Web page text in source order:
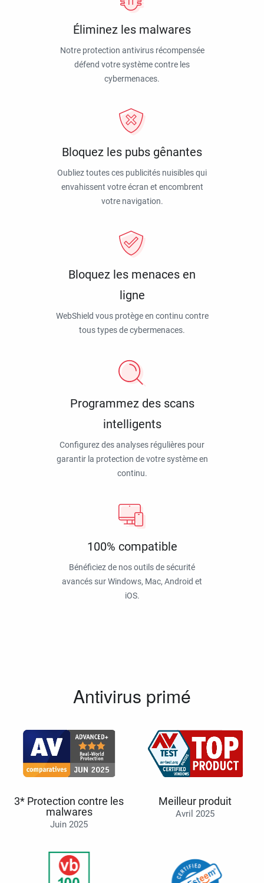
Éliminez les malwares
Notre protection antivirus récompensée
défend votre système contre les
cybermenaces.
Bloquez les pubs gênantes
Oubliez toutes ces publicités nuisibles qui
envahissent votre écran et encombrent
votre navigation.
Bloquez les menaces en
ligne
WebShield vous protège en continu contre
tous types de cybermenaces.
Programmez des scans
intelligents
Configurez des analyses régulières pour
garantir la protection de votre système en
continu.
100% compatible
Bénéficiez de nos outils de sécurité
avancés sur Windows, Mac, Android et
iOS.
Antivirus primé
3* Protection contre les
malwares
Juin 2025
Meilleur produit
Avril 2025